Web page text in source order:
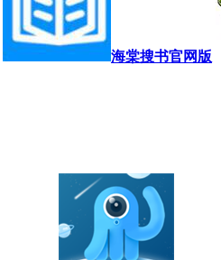
海棠搜书官网版